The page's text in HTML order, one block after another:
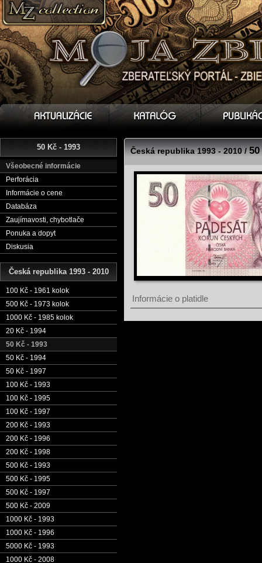
50 Kč - 1993
Všeobecné informácie
Perforácia
Informácie o cene
Databáza
Zaujímavosti, chybotlače
Ponuka a dopyt
Diskusia
Česká republika 1993 - 2010
100 Kč - 1961 kolok
500 Kč - 1973 kolok
1000 Kč - 1985 kolok
20 Kč - 1994
50 Kč - 1993
50 Kč - 1994
50 Kč - 1997
100 Kč - 1993
100 Kč - 1995
100 Kč - 1997
200 Kč - 1993
200 Kč - 1996
200 Kč - 1998
500 Kč - 1993
500 Kč - 1995
500 Kč - 1997
500 Kč - 2009
1000 Kč - 1993
1000 Kč - 1996
5000 Kč - 1993
1000 Kč - 2008
Česká republika 1993 - 2010 /
Informácie o platidle